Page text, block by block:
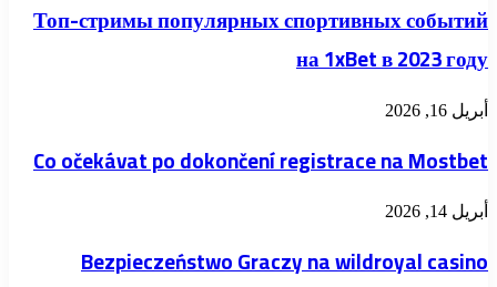
Топ-стримы популярных спортивных событий
на 1xBet в 2023 году
أبريل 16, 2026
Co očekávat po dokončení registrace na Mostbet
أبريل 14, 2026
Bezpieczeństwo Graczy na wildroyal casino